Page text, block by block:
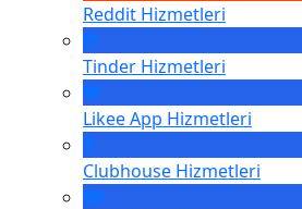
Reddit Hizmetleri
Tinder Hizmetleri
Likee App Hizmetleri
Clubhouse Hizmetleri